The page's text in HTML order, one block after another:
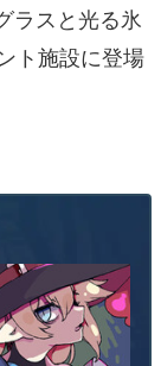
ラスと光る氷
ト施設に登場